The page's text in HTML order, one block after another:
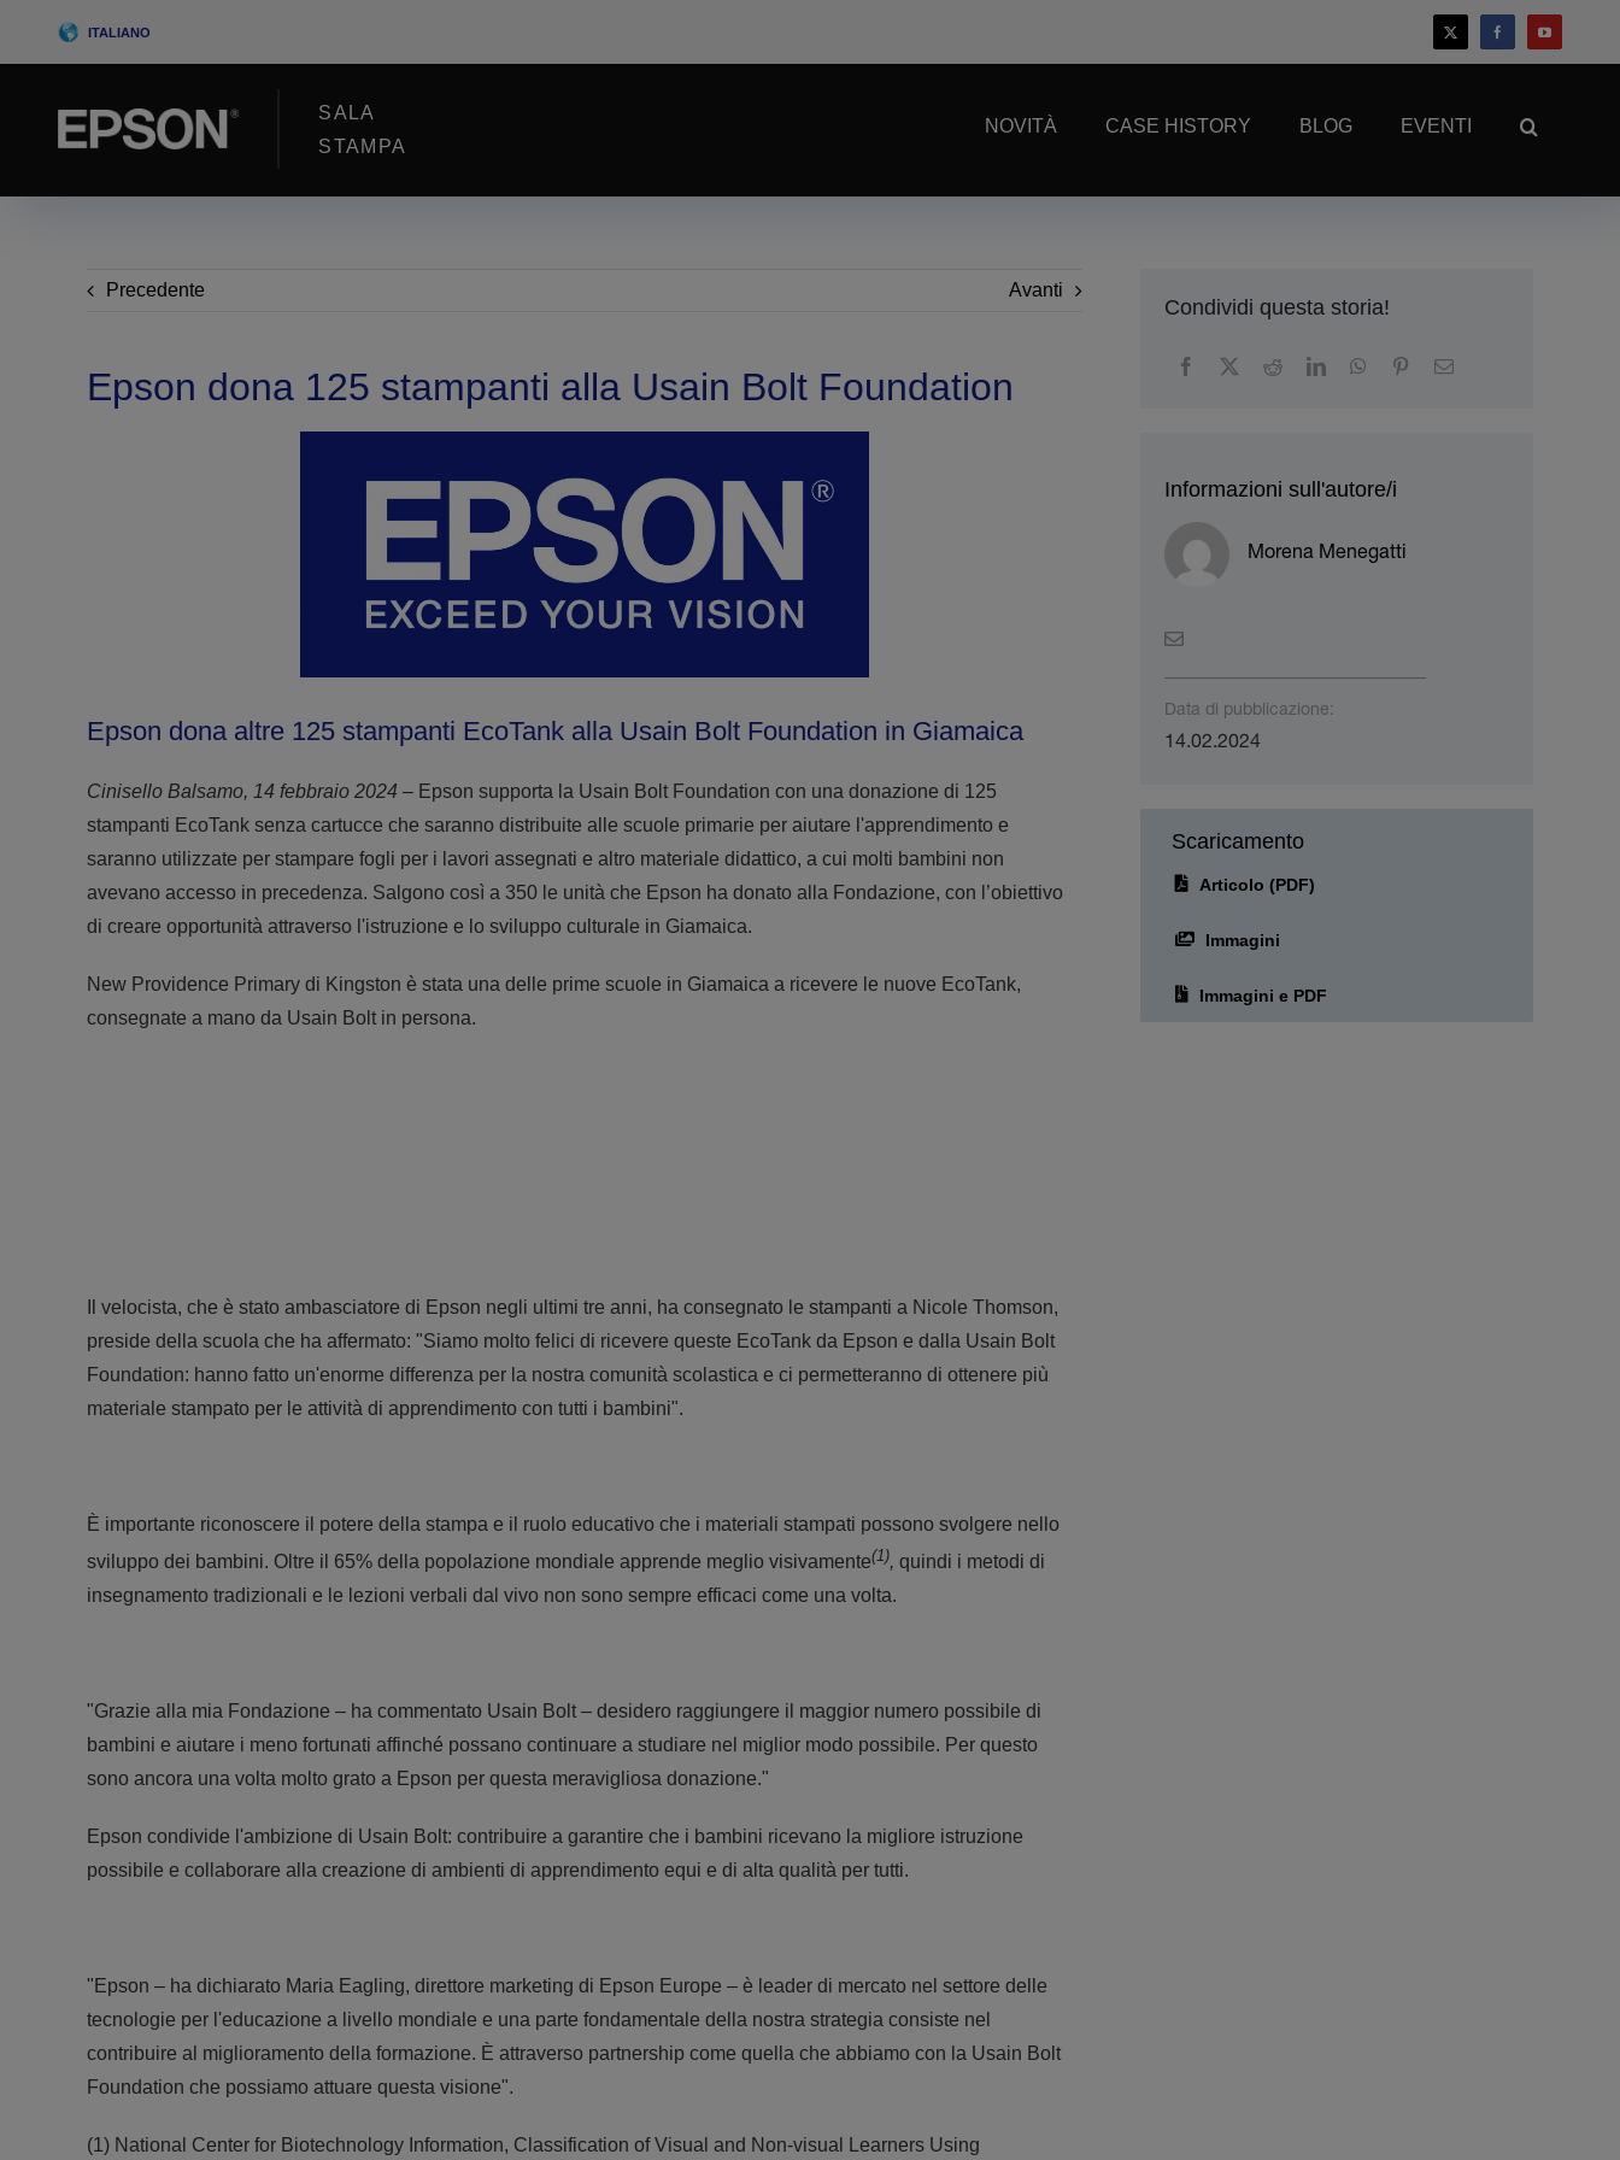
ITALIANO
SALA
STAMPA
NOVITÀ CASE HISTORY BLOG EVENTI
Precedente Avanti
Epson dona 125 stampanti alla Usain Bolt Foundation
Epson dona altre 125 stampanti EcoTank alla Usain Bolt Foundation in Giamaica
Cinisello Balsamo, 14 febbraio 2024 – Epson supporta la Usain Bolt Foundation con una donazione di 125
stampanti EcoTank senza cartucce che saranno distribuite alle scuole primarie per aiutare l'apprendimento e
saranno utilizzate per stampare fogli per i lavori assegnati e altro materiale didattico, a cui molti bambini non
avevano accesso in precedenza. Salgono così a 350 le unità che Epson ha donato alla Fondazione, con l’obiettivo
di creare opportunità attraverso l'istruzione e lo sviluppo culturale in Giamaica.
New Providence Primary di Kingston è stata una delle prime scuole in Giamaica a ricevere le nuove EcoTank,
consegnate a mano da Usain Bolt in persona.
Il velocista, che è stato ambasciatore di Epson negli ultimi tre anni, ha consegnato le stampanti a Nicole Thomson,
preside della scuola che ha affermato: "Siamo molto felici di ricevere queste EcoTank da Epson e dalla Usain Bolt
Foundation: hanno fatto un'enorme differenza per la nostra comunità scolastica e ci permetteranno di ottenere più
materiale stampato per le attività di apprendimento con tutti i bambini".
È importante riconoscere il potere della stampa e il ruolo educativo che i materiali stampati possono svolgere nello
sviluppo dei bambini. Oltre il 65% della popolazione mondiale apprende meglio visivamente(1), quindi i metodi di
insegnamento tradizionali e le lezioni verbali dal vivo non sono sempre efficaci come una volta.
"Grazie alla mia Fondazione – ha commentato Usain Bolt – desidero raggiungere il maggior numero possibile di
bambini e aiutare i meno fortunati affinché possano continuare a studiare nel miglior modo possibile. Per questo
sono ancora una volta molto grato a Epson per questa meravigliosa donazione."
Epson condivide l'ambizione di Usain Bolt: contribuire a garantire che i bambini ricevano la migliore istruzione
possibile e collaborare alla creazione di ambienti di apprendimento equi e di alta qualità per tutti.
"Epson – ha dichiarato Maria Eagling, direttore marketing di Epson Europe – è leader di mercato nel settore delle
tecnologie per l'educazione a livello mondiale e una parte fondamentale della nostra strategia consiste nel
contribuire al miglioramento della formazione. È attraverso partnership come quella che abbiamo con la Usain Bolt
Foundation che possiamo attuare questa visione".
(1) National Center for Biotechnology Information, Classification of Visual and Non-visual Learners Using
Condividi questa storia!
Informazioni sull'autore/i
Morena Menegatti
Data di pubblicazione:
14.02.2024
Scaricamento
Articolo (PDF)
Immagini
Immagini e PDF